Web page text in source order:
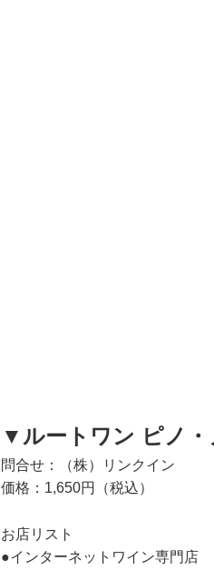
▼ルートワン ピノ・
問合せ：（株）リンクイン
価格：1,650円（税込）
お店リスト
●インターネットワイン専門店